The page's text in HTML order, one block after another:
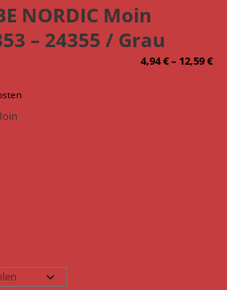
NORDIC Moin
– 24355 / Grau
4,94€– 12,59€